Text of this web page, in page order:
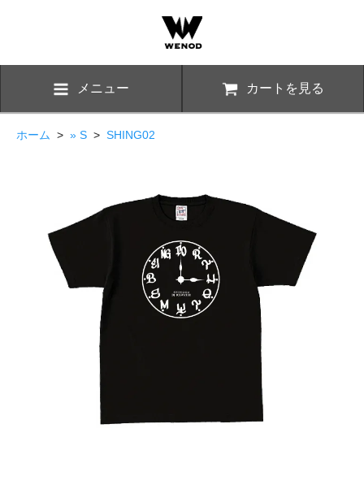
メニュー カートを見る
ホーム > » S > SHING02